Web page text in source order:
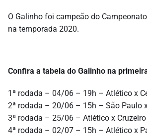
O Galinho foi campeão do
na temporada 2020.
Confira a tabela do Galinho na
1ª rodada – 04/06 – 19h – Atlético x
2ª rodada – 20/06 – 15h – São Paulo
3ª rodada – 25/06 – Atlético x Cruzeiro
4ª rodada – 02/07 – 15h – Atlético x